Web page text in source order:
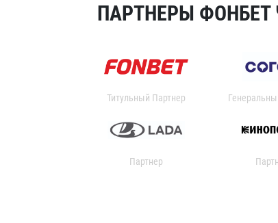
ПАРТНЕРЫ ФОНБЕТ
Титульный Партнер
Партнер